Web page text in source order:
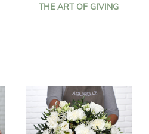
THE ART OF GIVING